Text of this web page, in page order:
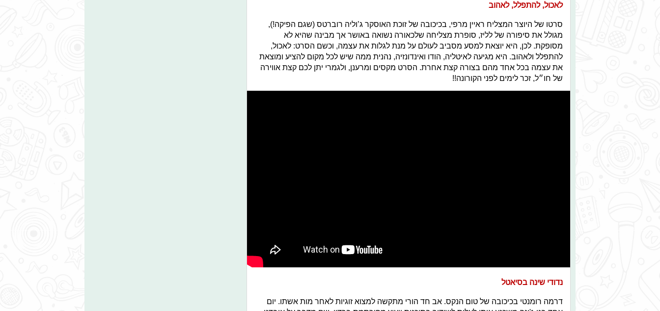
לאכול, להתפלל, לאהוב
סרטו של היוצר המצליח ראיין מרפי, בכיכובה של זוכת האוסקר ג’וליה רוברטס (שגם הפיקה!),
מגולל את סיפורה של לליז, סופרת מצליחה שלכאורה נשואה באושר אך מבינה שהיא לא
מסופקת. לכן, היא יוצאת למסע מסביב לעולם על מנת לגלות את עצמה, וכשם הסרט: לאכול,
להתפלל ולאהוב. היא מגיעה לאיטליה, הודו ואינדונזיה, נהנית ממה שיש לכל מקום להציע ומוצאת
את עצמה בכל אחד מהם בצורה קצת אחרת. הסרט מקסים ומרענן, ולגמרי יתן לכם קצת אווירה
של חו״ל, זכר לימים לפני הקורונה!!
נדודי שינה בסיאטל
דרמה רומנטי בכיכובה של טום הנקס. אב חד הורי מתקשה למצוא זוגיות לאחר מות אשתו. יום